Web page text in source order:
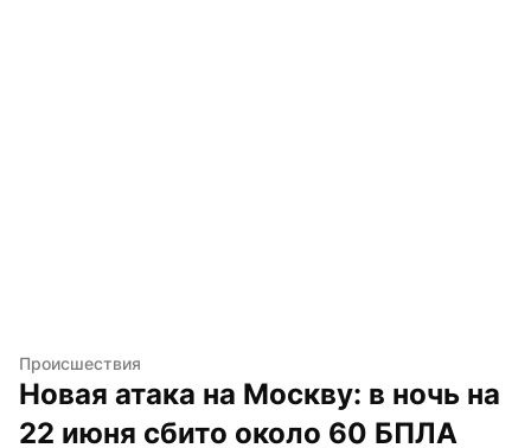
Происшествия
Новая атака на Москву: в ночь на
22 июня сбито около 60 БПЛА